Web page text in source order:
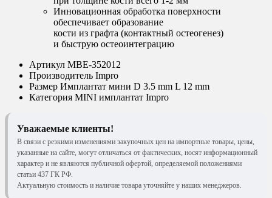
Инновационная обработка поверхности
обеспечивает образование
кости из графта (контактный остеогенез)
и быструю остеоинтеграцию
Артикул MBE-352012
Производитель Impro
Размер Имплантат мини D 3.5 mm L 12 mm
Категория MINI имплантат Impro
Уважаемые клиенты!
В связи с резкими изменениями закупочных цен на импортные товары, цены,
указанные на сайте, могут отличаться от фактических, носят информационный
характер и не являются публичной офертой, определяемой положениями
статьи 437 ГК РФ.
Актуальную стоимость и наличие товара уточняйте у наших менеджеров.